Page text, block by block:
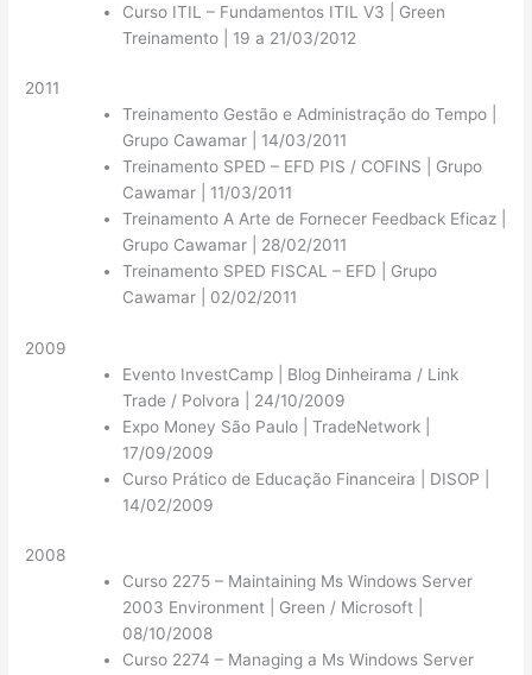
Curso ITIL – Fundamentos ITIL V3 | Green
Treinamento | 19 a 21/03/2012
2011
Treinamento Gestão e Administração do Tempo |
Grupo Cawamar | 14/03/2011
Treinamento SPED – EFD PIS / COFINS | Grupo
Cawamar | 11/03/2011
Treinamento A Arte de Fornecer Feedback Eficaz |
Grupo Cawamar | 28/02/2011
Treinamento SPED FISCAL – EFD | Grupo
Cawamar | 02/02/2011
2009
Evento InvestCamp | Blog Dinheirama / Link
Trade / Polvora | 24/10/2009
Expo Money São Paulo | TradeNetwork |
17/09/2009
Curso Prático de Educação Financeira | DISOP |
14/02/2009
2008
Curso 2275 – Maintaining Ms Windows Server
2003 Environment | Green / Microsoft |
08/10/2008
Curso 2274 – Managing a Ms Windows Server